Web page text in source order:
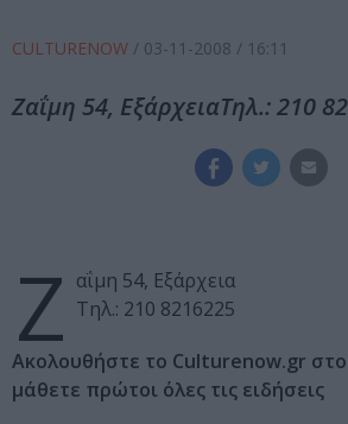
CULTURENOW / 03-11-2008 / 16:11
Ζαΐμη 54, ΕξάρχειαΤηλ.: 210
Ζ αΐμη 54, Εξάρχεια
Τηλ.: 210 8216225
Ακολουθήστε το Culturenow.gr στο
μάθετε πρώτοι όλες τις ειδήσεις